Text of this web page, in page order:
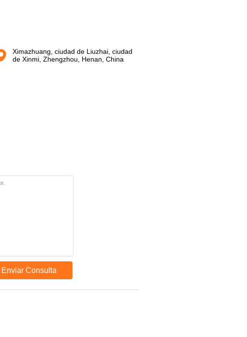
Ximazhuang, ciudad de Liuzhai, ciudad
de Xinmi, Zhengzhou, Henan, China
Enviar Consulta